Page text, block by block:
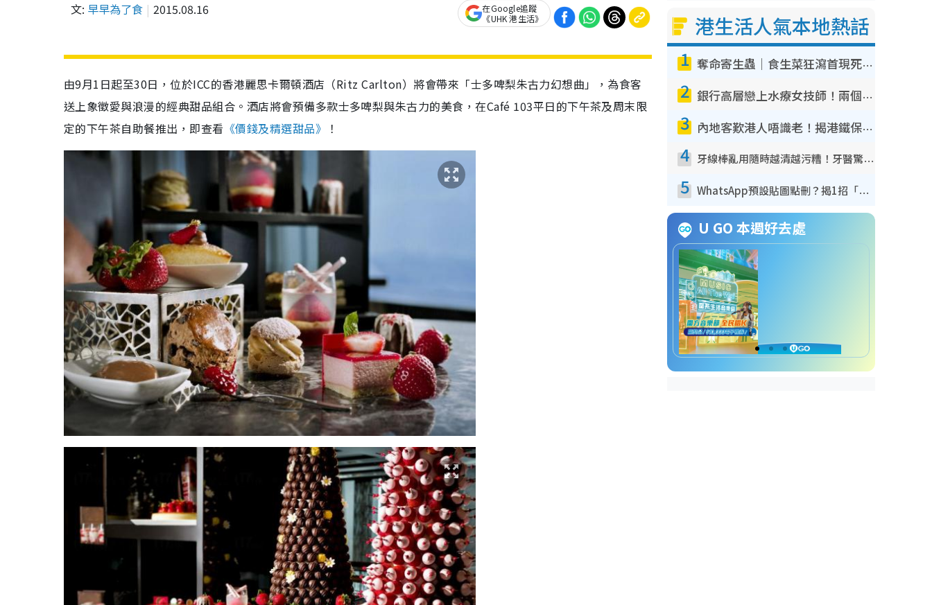
文: 早早為了食 2015.08.16
在Google追蹤
《UHK 港生活》
由9月1日起至30日，位於ICC的香港麗思卡爾頓酒店（Ritz Carlton）將會帶來「士多啤梨朱古力幻想曲」，為食客
送上象徵愛與浪漫的經典甜品組合。酒店將會預備多款士多啤梨與朱古力的美食，在Café 103平日的下午茶及周末限
定的下午茶自助餐推出，即查看 《價錢及精選甜品》 ！
港生活人氣本地熱話
1 奪命寄生蟲｜食生菜狂瀉首現死者！疫潮惡化錄1.8萬宗病例 揭洗菜3大謬誤
2 銀行高層戀上水療女技師！兩個月借128萬驚覺「沉船」沉落火海 揭背後疑似邪教操控賣淫
3 內地客歎港人唔識老！揭港鐵保鮮級冷氣 港人求放過：咪投訴
4 牙線棒亂用隨時越清越污糟！牙醫驚揭盲目過戶細菌恐致蛀牙：呢種先係日常真保養
5 WhatsApp預設貼圖點刪？揭1招「反向操作」還原簡潔介面 附3步實測教學
U GO 本週好去處